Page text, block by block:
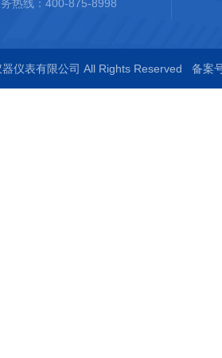
热线：400-875-8998
仪表有限公司 All Rights Reserved 备案